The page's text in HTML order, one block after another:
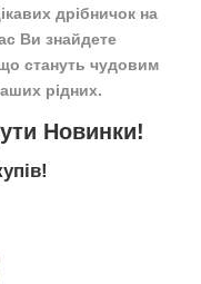
дрібничок на
Ви знайдете
що стануть чудовим
рідних.
Новинки!